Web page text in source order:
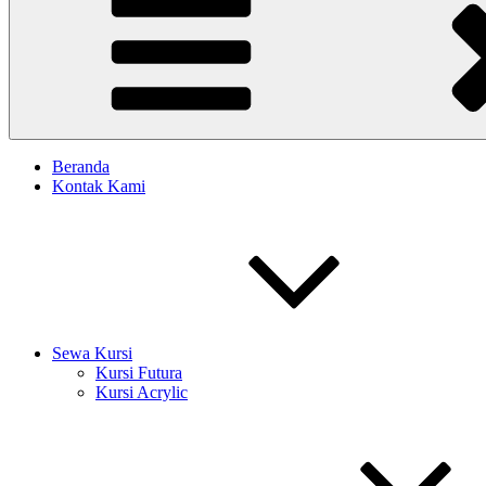
Beranda
Kontak Kami
Sewa Kursi
Kursi Futura
Kursi Acrylic